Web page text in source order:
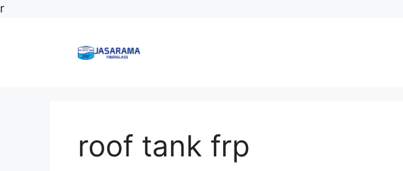
rLangsung
roof tank frp